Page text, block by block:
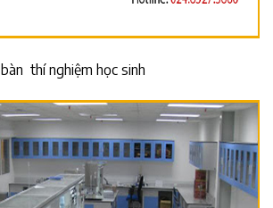
bàn thí nghiệm học sinh